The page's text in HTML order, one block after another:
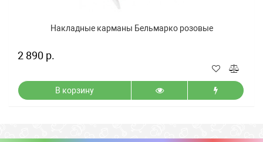
Накладные карманы Бельмарко розовые
2 890 р.
В корзину